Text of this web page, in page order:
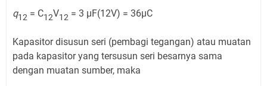
q12 = C12V12 = 3 µF(12V) = 36µC
Kapasitor disusun seri (pembagi tegangan) atau muatan
pada kapasitor yang tersusun seri besarnya sama
dengan muatan sumber, maka